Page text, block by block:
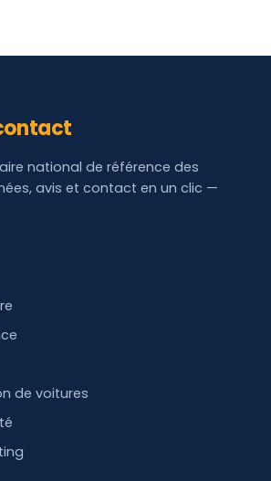
national de référence des
avis et contact en un clic —
de voitures